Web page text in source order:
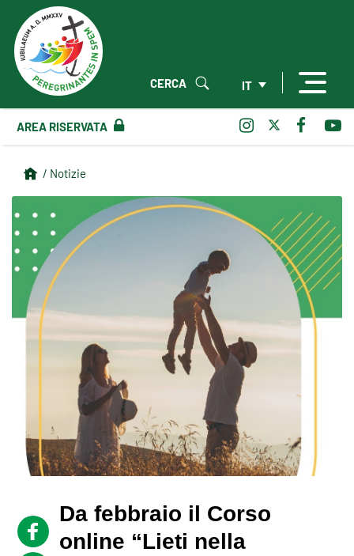
IT
CERCA
AREA RISERVATA
/ Notizie
Da febbraio il Corso
online “Lieti nella